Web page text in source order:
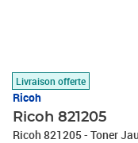
Livraison offerte
Ricoh
Ricoh 821205
Ricoh 821205 - Toner